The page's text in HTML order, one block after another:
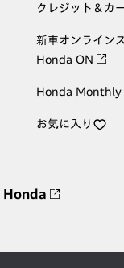
クレジット＆カ
新車オンライン
Honda ON
Honda
お気に入り
Honda